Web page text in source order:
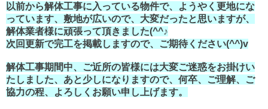
以前から解体工事に入っている物件で、ようやく更地にな
っています、 敷地が広いので、大変だったと思いますが、
解体業者様に頑張って頂きました(^^♪
次回更新で完工を掲載しますので、ご期待ください(^^)v
解体工事期間中、ご近所の皆様には大変ご迷惑をお掛けい
たしました、あと少しになりますので、何卒、ご理解、ご
協力の程、よろしくお願い申し上げます。